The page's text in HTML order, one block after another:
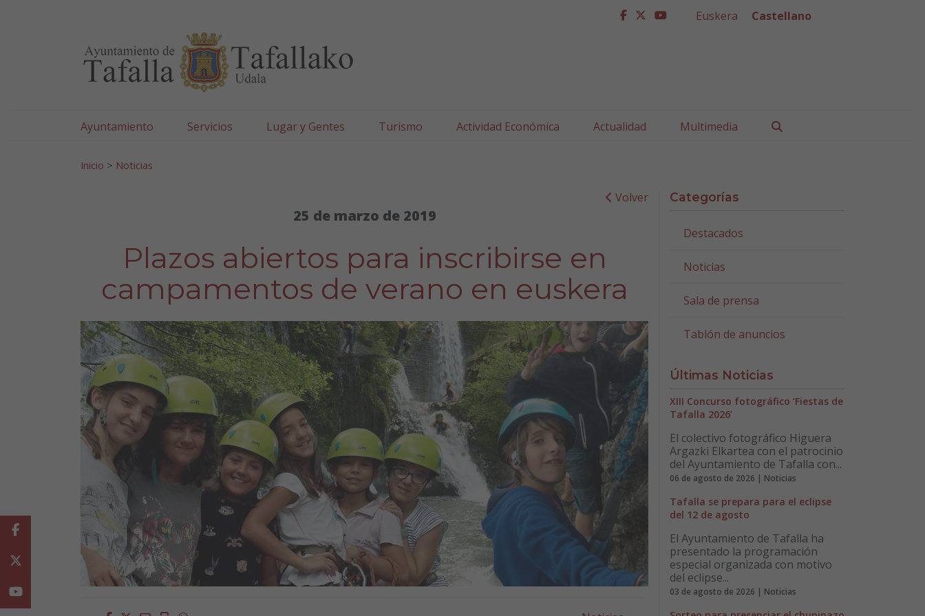
facebook
twitter
youtube
Euskera Castellano
Ayuntamiento Servicios Lugar y Gentes Turismo Actividad Económica Actualidad Multimedia
Inicio > Noticias
Volver
25 de marzo de 2019
Plazos abiertos para inscribirse en
campamentos de verano en euskera
Categorías
Destacados
Noticias
Sala de prensa
Tablón de anuncios
Últimas Noticias
XIII Concurso fotográfico ‘Fiestas de
Tafalla 2026’
El colectivo fotográfico Higuera
Argazki Elkartea con el patrocinio
del Ayuntamiento de Tafalla con...
06 de agosto de 2026 | Noticias
Tafalla se prepara para el eclipse
del 12 de agosto
El Ayuntamiento de Tafalla ha
presentado la programación
especial organizada con motivo
del eclipse...
03 de agosto de 2026 | Noticias
Facebook
Youtube